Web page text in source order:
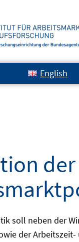
English
der
soll neben der
der